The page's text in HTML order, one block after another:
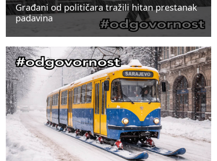
Građani od političara tražili hitan prestanak
padavina
Građani od političara tražili hitan prestanak
padavina
Građani od političara tražili hitan prestanak
padavina